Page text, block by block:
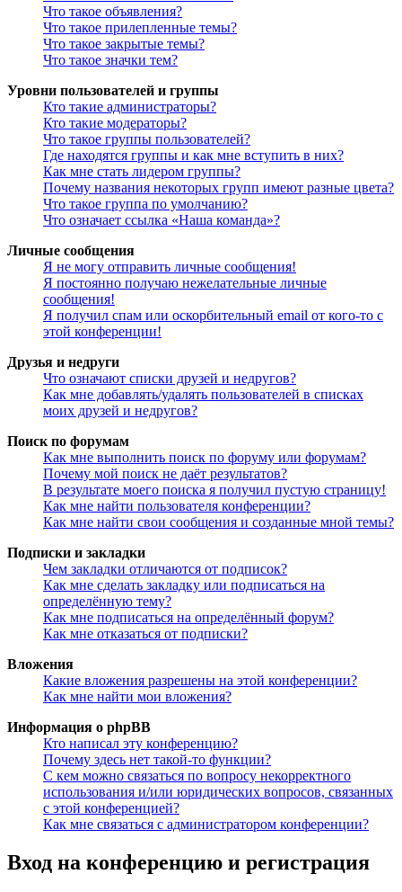
Что такое объявления?
Что такое прилепленные темы?
Что такое закрытые темы?
Что такое значки тем?
Уровни пользователей и группы
Кто такие администраторы?
Кто такие модераторы?
Что такое группы пользователей?
Где находятся группы и как мне вступить в них?
Как мне стать лидером группы?
Почему названия некоторых групп имеют разные цвета?
Что такое группа по умолчанию?
Что означает ссылка «Наша команда»?
Личные сообщения
Я не могу отправить личные сообщения!
Я постоянно получаю нежелательные личные
сообщения!
Я получил спам или оскорбительный email от кого-то с
этой конференции!
Друзья и недруги
Что означают списки друзей и недругов?
Как мне добавлять/удалять пользователей в списках
моих друзей и недругов?
Поиск по форумам
Как мне выполнить поиск по форуму или форумам?
Почему мой поиск не даёт результатов?
В результате моего поиска я получил пустую страницу!
Как мне найти пользователя конференции?
Как мне найти свои сообщения и созданные мной темы?
Подписки и закладки
Чем закладки отличаются от подписок?
Как мне сделать закладку или подписаться на
определённую тему?
Как мне подписаться на определённый форум?
Как мне отказаться от подписки?
Вложения
Какие вложения разрешены на этой конференции?
Как мне найти мои вложения?
Информация о phpBB
Кто написал эту конференцию?
Почему здесь нет такой-то функции?
С кем можно связаться по вопросу некорректного
использования и/или юридических вопросов, связанных
с этой конференцией?
Как мне связаться с администратором конференции?
Вход на конференцию и регистрация